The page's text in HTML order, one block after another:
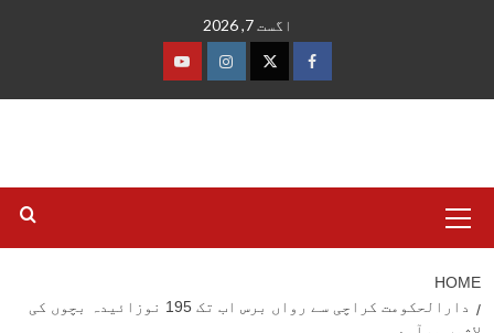
اگست 7, 2026
فیس
ٹوئٹرانسٹاگرام
یوٹیوب
Menu
HOME
دارالحکومت کراچی سے رواں برس اب تک 195 نوزائیدہ بچوں کی